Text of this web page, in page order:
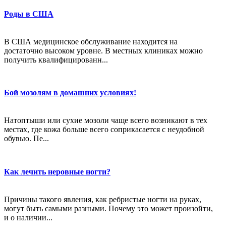
Роды в США
В США медицинское обслуживание находится на
достаточно высоком уровне. В местных клиниках можно
получить квалифицированн...
Бой мозолям в домашних условиях!
Натоптыши или сухие мозоли чаще всего возникают в тех
местах, где кожа больше всего соприкасается с неудобной
обувью. Пе...
Как лечить неровные ногти?
Причины такого явления, как ребристые ногти на руках,
могут быть самыми разными. Почему это может произойти,
и о наличии...